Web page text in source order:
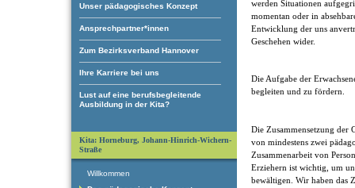
Unser pädagogisches Konzept
Ansprechpartner*innen
Zum Bezirksverband Hannover
Ihre Karriere bei uns
Lust auf eine berufsbegleitende
Ausbildung in der Kita?
werden Situationen
momentan oder in
Entwicklung der uns
Geschehen wider.
Die Aufgabe der
begleiten und zu fördern.
Die Zusammensetzung der
von mindestens zwei
Zusammenarbeit von
Erziehern ist wichtig, um
bewältigen. Wir haben das
Kita: Horneburg, Johann-Hinrich-Wichern-
Straße
Willkommen